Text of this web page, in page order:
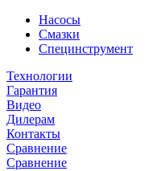
Насосы
Смазки
Специнструмент
Технологии
Гарантия
Видео
Дилерам
Контакты
Сравнение
Сравнение